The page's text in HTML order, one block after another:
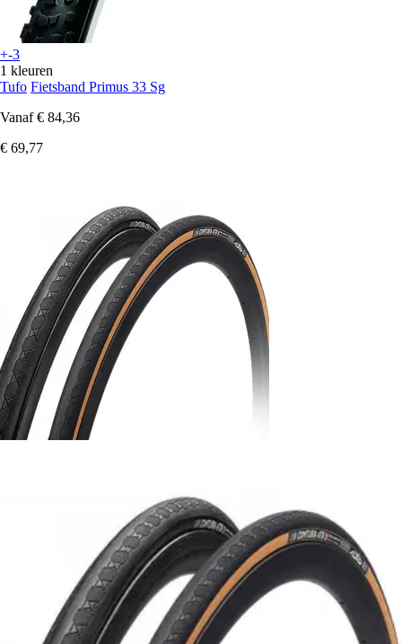
+-3
1 kleuren
Tufo Fietsband Primus 33 Sg
Vanaf € 84,36
€ 69,77